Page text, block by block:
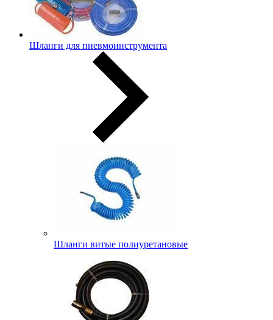
Шланги для пневмоинструмента
Шланги витые полиуретановые